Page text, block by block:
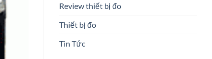
Review thiết bị đo
Thiết bị đo
Tin Tức